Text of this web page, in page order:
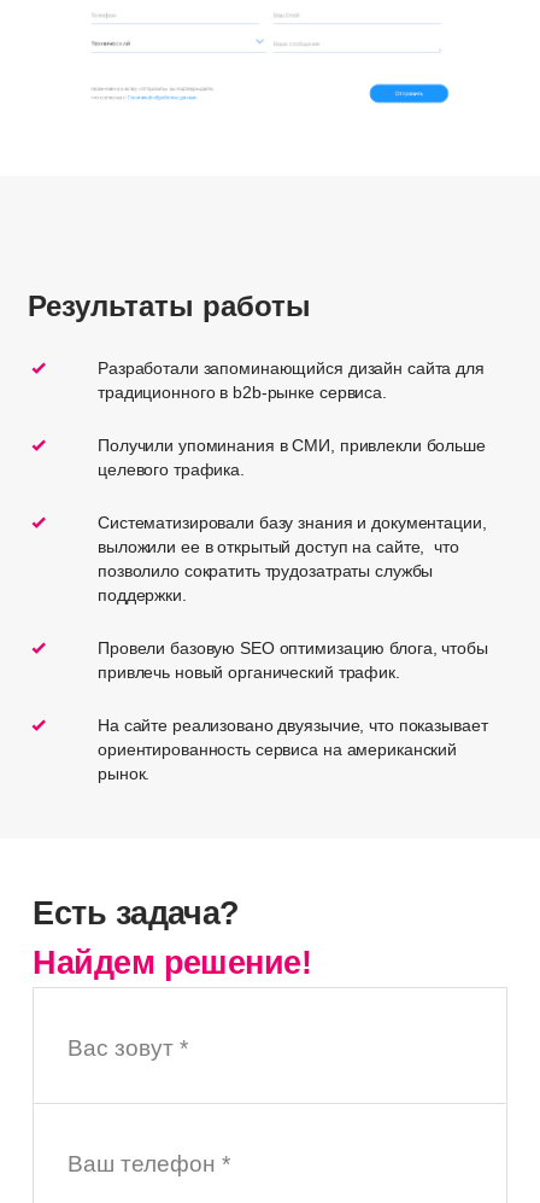
Результаты работы
Разработали запоминающийся дизайн сайта для
традиционного в b2b-рынке сервиса.
Получили упоминания в СМИ, привлекли больше
целевого трафика.
Систематизировали базу знания и документации,
выложили ее в открытый доступ на сайте, что
позволило сократить трудозатраты службы
поддержки.
Провели базовую SEO оптимизацию блога, чтобы
привлечь новый органический трафик.
На сайте реализовано двуязычие, что показывает
ориентированность сервиса на американский
рынок.
Есть задача?
Найдем решение!
Вас зовут *
Ваш телефон *